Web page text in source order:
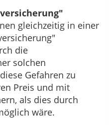
gleichzeitig in einer
die
solchen
Gefahren zu
Preis und mit
als dies durch
wäre.